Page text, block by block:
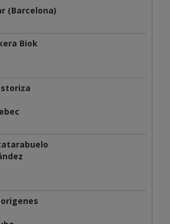
(Barcelona)
Biok